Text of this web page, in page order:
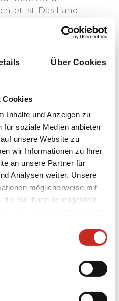
Über Cookies
Cookies
Inhalte und Anzeigen zu
für soziale Medien anbieten
unsere Website zu
wir Informationen zu Ihrer
an unsere Partner für
Analysen weiter. Unsere
möglicherweise mit
Sie ihnen bereitgestellt
ist. Das Land
im Hinblick auf
kleinere Delikte wie
selten vor.
und spielt eine zentrale
der Kultur und den
der Bevölkerung folgt
der tibetisch-
Religion, sondern